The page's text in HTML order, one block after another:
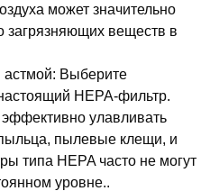
может значительно
загрязняющих веществ в
: Выберите
HEPA-фильтр.
улавливать
пылевые клещи, и
типа HEPA часто не могут
уровне..